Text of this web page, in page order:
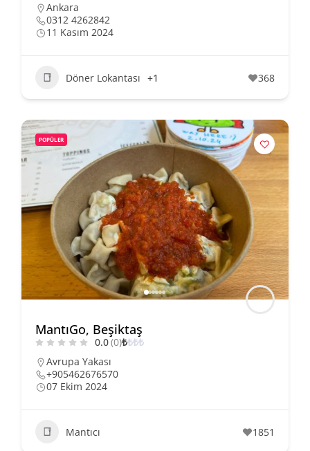
Ankara
0312 4262842
11 Kasım 2024
Döner Lokantası +1 368
POPÜLER
MantıGo, Beşiktaş
0.0(0)₺₺₺₺
Avrupa Yakası
+905462676570
07 Ekim 2024
Mantıcı 1851